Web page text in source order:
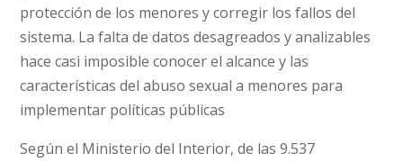
protección de los menores y corregir los fallos del
sistema. La falta de datos desagreados y analizables
hace casi imposible conocer el alcance y las
características del abuso sexual a menores para
implementar políticas públicas
Según el Ministerio del Interior, de las 9.537